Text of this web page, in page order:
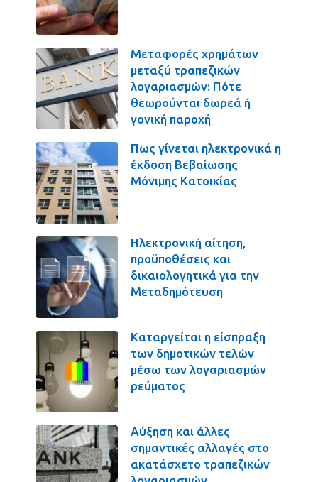
Μεταφορές χρημάτων
μεταξύ τραπεζικών
λογαριασμών: Πότε
θεωρούνται δωρεά ή
γονική παροχή
Πως γίνεται ηλεκτρονικά η
έκδοση Βεβαίωσης
Μόνιμης Κατοικίας
Ηλεκτρονική αίτηση,
προϋποθέσεις και
δικαιολογητικά για την
Μεταδημότευση
Καταργείται η είσπραξη
των δημοτικών τελών
μέσω των λογαριασμών
ρεύματος
Αύξηση και άλλες
σημαντικές αλλαγές στο
ακατάσχετο τραπεζικών